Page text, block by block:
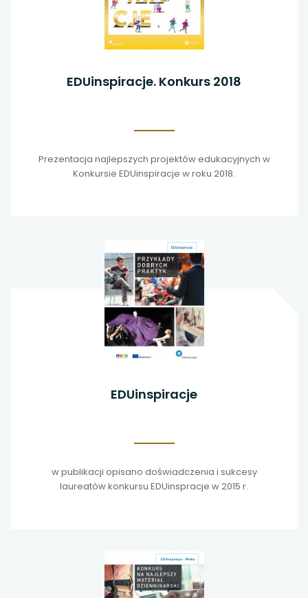
EDUinspiracje. Konkurs 2018
Prezentacja najlepszych projektów edukacyjnych w
Konkursie EDUinspiracje w roku 2018.
EDUinspiracje
w publikacji opisano doświadczenia i sukcesy
laureatów konkursu EDUinspracje w 2015 r.